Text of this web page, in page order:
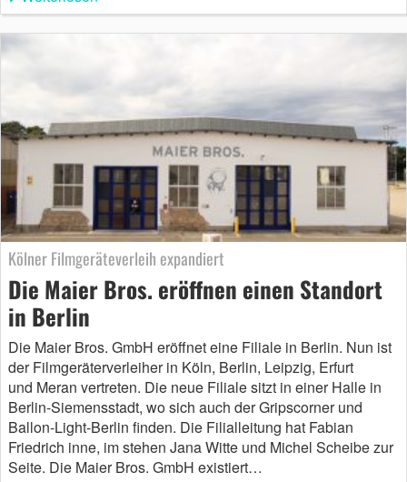
Kölner Filmgeräteverleih expandiert
Die Maier Bros. eröffnen einen Standort
in Berlin
Die Maier Bros. GmbH eröffnet eine Filiale in Berlin. Nun ist
der Filmgeräterverleiher in Köln, Berlin, Leipzig, Erfurt
und Meran vertreten. Die neue Filiale sitzt in einer Halle in
Berlin-Siemensstadt, wo sich auch der Gripscorner und
Ballon-Light-Berlin finden. Die Filialleitung hat Fabian
Friedrich inne, im stehen Jana Witte und Michel Scheibe zur
Seite. Die Maier Bros. GmbH existiert…